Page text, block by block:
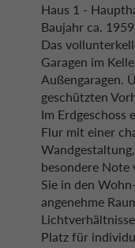
Haus 1 -
Baujahr ca.
Das
Garagen im
Außengaragen.
geschützten
Im Erdgeschoss
Flur mit einer
besondere Note
Sie in den
angenehme
Platz für